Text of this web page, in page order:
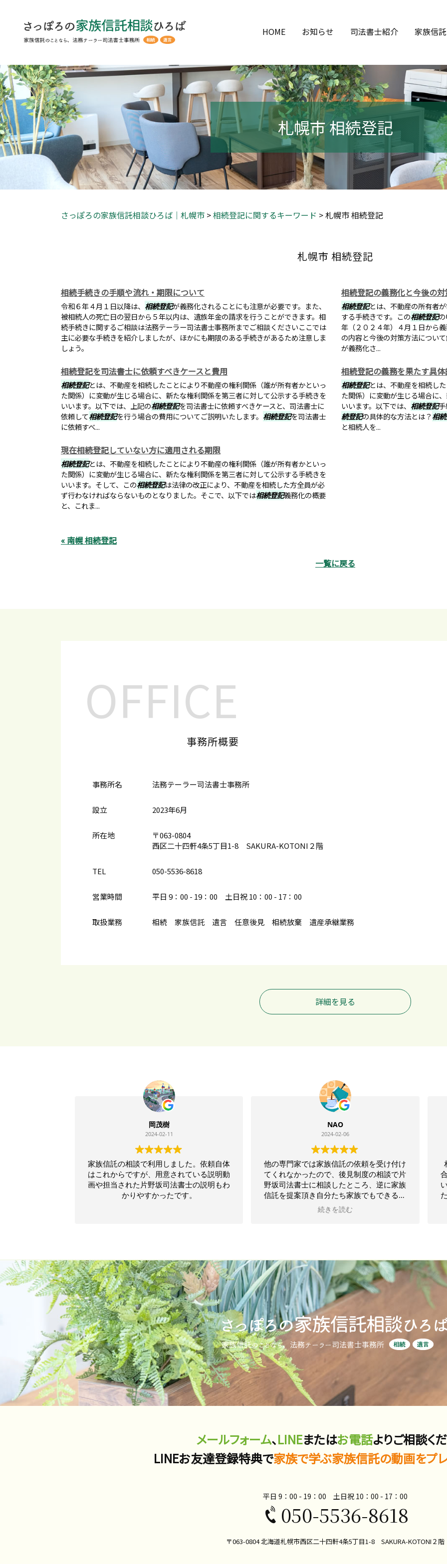
HOME お知らせ 司法書士紹介 家族信
札幌市 相続登記
さっぽろの家族信託相談ひろば｜札幌市 >相続登記に関するキーワード >札幌市 相続登記
札幌市 相続登記
相続手続きの手順や流れ・期限について
令和６年４月１日以降は、 相続登記が義務化されることにも注意が必要です。また、
被相続人の死亡日の翌日から５年以内は、遺族年金の請求を行うことができます。相
続手続きに関するご相談は法務テーラー司法書士事務所までご相談くださいここでは
主に必要な手続きを紹介しましたが、ほかにも期限のある手続きがあるため注意しま
しょう。
相続登記の義務化と今後の
相続登記とは、不動産の所有者
する手続きです。この相続登記
年（２０２４年）４月１日から
の内容と今後の対策方法について
が義務化さ...
相続登記を司法書士に依頼すべきケースと費用
相続登記とは、不動産を相続したことにより不動産の権利関係（誰が所有者かといっ
た関係）に変動が生じる場合に、新たな権利関係を第三者に対して公示する手続きを
いいます。以下では、上記の相続登記を司法書士に依頼すべきケースと、司法書士に
依頼して相続登記を行う場合の費用についてご説明いたします。 相続登記を司法書士
に依頼すべ...
相続登記の義務を果たす具
相続登記とは、不動産を相続し
た関係）に変動が生じる場合に
いいます。以下では、 相続登記
続登記の具体的な方法とは？相
と相続人を...
現在相続登記していない方に適用される期限
相続登記とは、不動産を相続したことにより不動産の権利関係（誰が所有者かといっ
た関係）に変動が生じる場合に、新たな権利関係を第三者に対して公示する手続きを
いいます。そして、この相続登記は法律の改正により、不動産を相続した方全員が必
ず行わなければならないものとなりました。そこで、以下では相続登記義務化の概要
と、これま...
« 南幌 相続登記
一覧に戻る
OFFICE
事務所概要
事務所名 法務テーラー司法書士事務所
設立 2023年6月
所在地
〒063-0804
西区二十四軒4条5丁目1-8 SAKURA-KOTONI２階
TEL 050-5536-8618
営業時間 平日 9：00 - 19：00 土日祝 10：00​ - 17：00
取扱業務 相続 家族信託 遺言 任意後見 相続放棄 遺産承継業務
詳細を見る
岡茂樹
2024-02-11
家族信託の相談で利用しました。依頼自体
はこれからですが、用意されている説明動
画や担当された片野坂司法書士の説明もわ
かりやすかったです。
NAO
2024-02-06
他の専門家では家族信託の依頼を受け付け
てくれなかったので、後見制度の相談で片
野坂司法書士に相談したところ、逆に家族
信託を提案頂き自分たち家族でもできるん
だと相談当日にとても安心することができ
ました。その後も特に不都合なく信託契約
絶対嫌だといっていたので家族信託ができ
て本当によかったです！最後に渡してもら
った書類もファイルにキレイにそろえても
らって大満足です。
続きを読む
メールフォーム、LINEまたはお電話よりご相談くだ
LINEお友達登録特典で家族で学ぶ家族信託の動画をプレ
平日 9：00 - 19：00 土日祝 10：00​ - 17：00
050-5536-8618
〒063-0804 北海道札幌市西区二十四軒4条5丁目1-8 SAKURA-KOTONI２階